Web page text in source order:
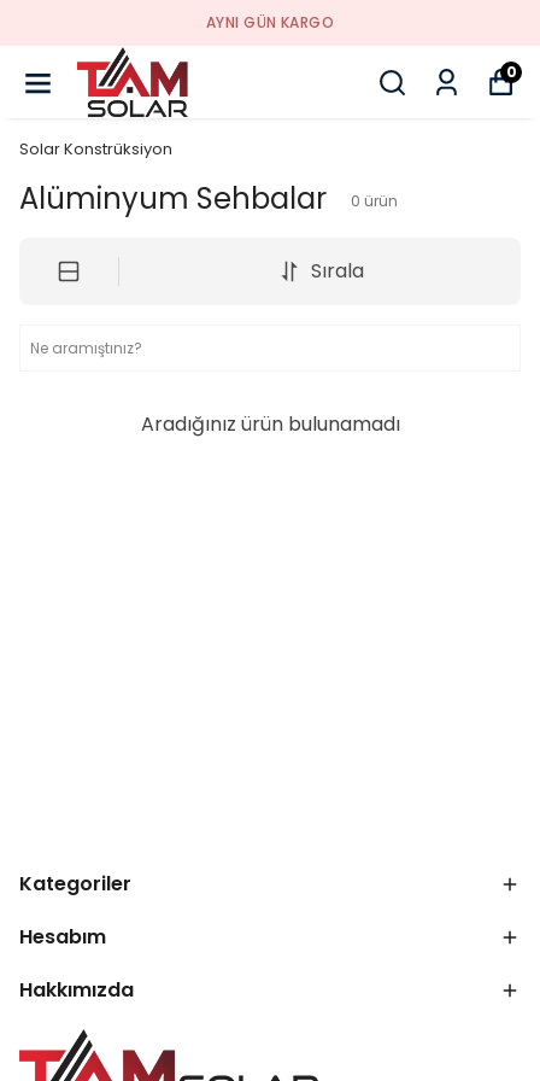
AYNI GÜN KARGO
0
Solar Konstrüksiyon
Alüminyum Sehbalar 0 ürün
Sırala
Aradığınız ürün bulunamadı
Kategoriler
Hesabım
Hakkımızda